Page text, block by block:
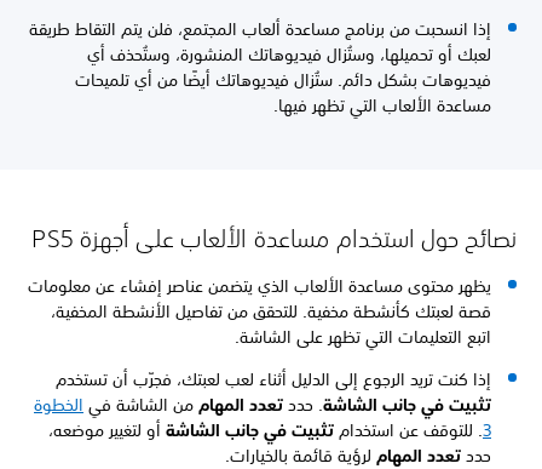
إذا انسحبت من برنامج مساعدة ألعاب المجتمع، فلن يتم التقاط طريقة
لعبك أو تحميلها، وستُزال فيديوهاتك المنشورة، وستُحذف أي
فيديوهات بشكل دائم. ستُزال فيديوهاتك أيضًا من أي تلميحات
مساعدة الألعاب التي تظهر فيها.
نصائح حول استخدام مساعدة الألعاب على أجهزة PS5
يظهر محتوى مساعدة الألعاب الذي يتضمن عناصر إفشاء عن معلومات
قصة لعبتك كأنشطة مخفية. للتحقق من تفاصيل الأنشطة المخفية،
اتبع التعليمات التي تظهر على الشاشة.
إذا كنت تريد الرجوع إلى الدليل أثناء لعب لعبتك، فجرّب أن تستخدم
تثبيت في جانب الشاشة. حدد تعدد المهام من الشاشة في الخطوة
3. للتوقف عن استخدام تثبيت في جانب الشاشة أو لتغيير موضعه،
حدد تعدد المهام لرؤية قائمة بالخيارات.